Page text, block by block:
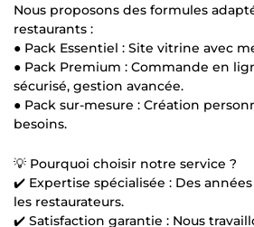
Nous proposons des formules
restaurants :
● Pack Essentiel : Site vitrine avec
● Pack Premium : Commande en
sécurisé, gestion avancée.
● Pack sur-mesure : Création
besoins.
💡 Pourquoi choisir notre service ?
✔️ Expertise spécialisée : Des
les restaurateurs.
✔️ Satisfaction garantie : Nous